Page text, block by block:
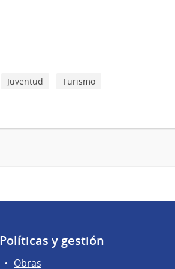
Juventud Turismo
Políticas y gestión
Obras